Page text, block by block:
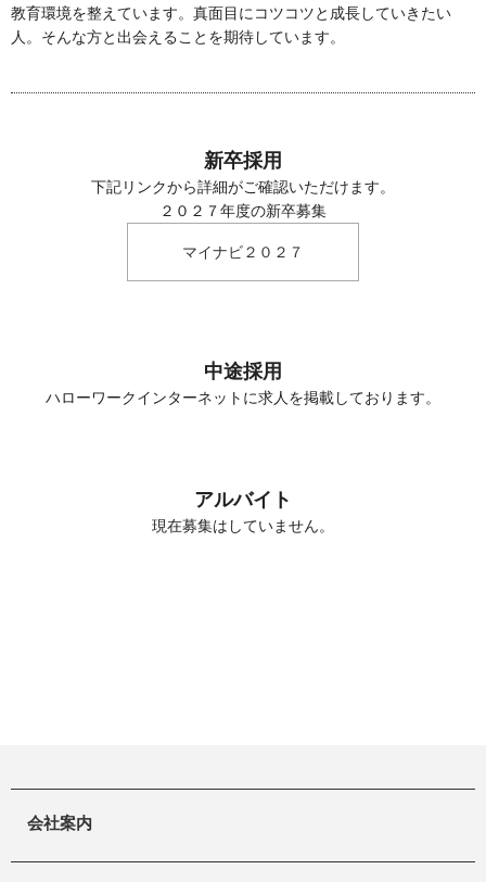
教育環境を整えています。真面目にコツコツと成長していきたい
人。そんな方と出会えることを期待しています。
新卒採用
下記リンクから詳細がご確認いただけます。
２０２７年度の新卒募集
マイナビ２０２７
中途採用
ハローワークインターネットに求人を掲載しております。
アルバイト
現在募集はしていません。
会社案内